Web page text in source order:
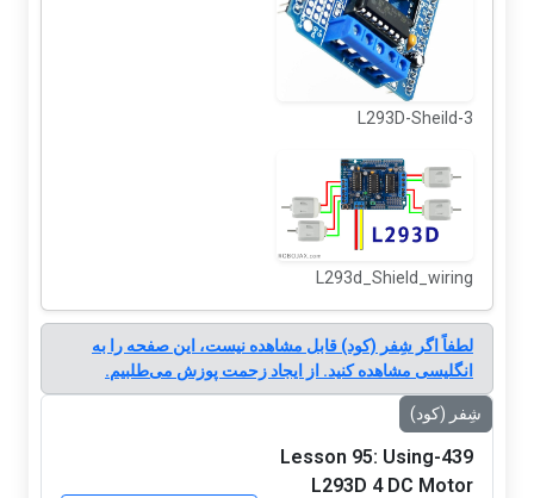
L293D-Sheild-3
L293d_Shield_wiring
لطفاً اگر شِفر (کود) قابل مشاهده نیست، این صفحه را به
انگلیسی مشاهده کنید. از ایجاد زحمت پوزش می‌طلبیم.
شِفر (کود)
439-Lesson 95: Using
L293D 4 DC Motor